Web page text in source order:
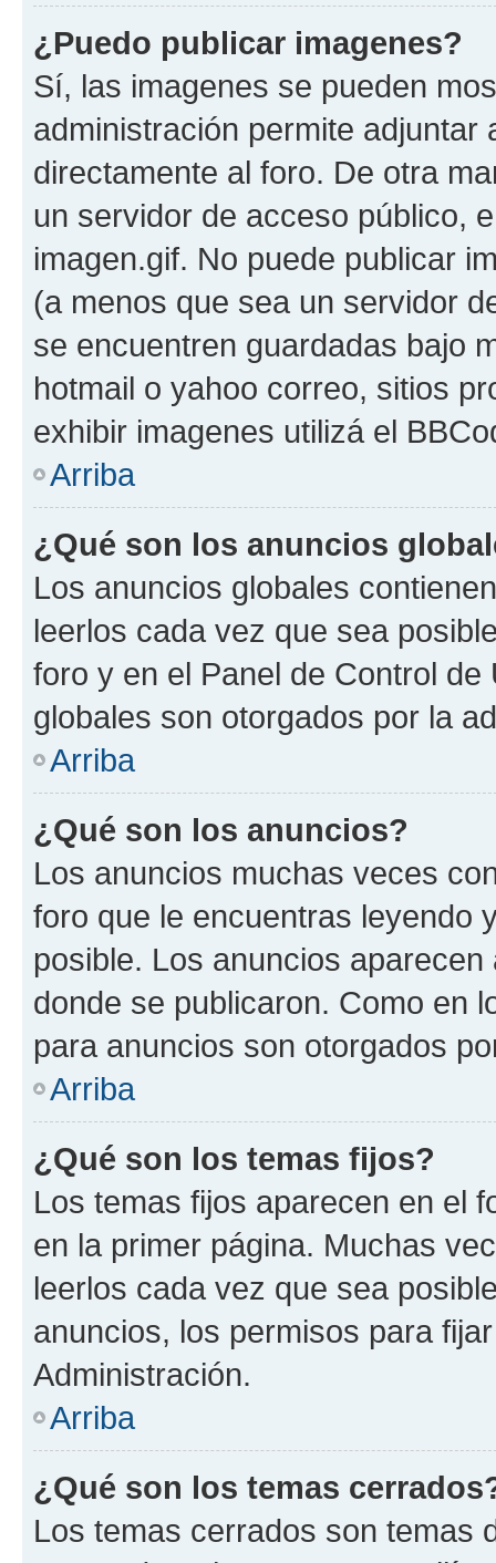
¿Puedo publicar imagenes?
Sí, las imagenes se pueden
administración permite
directamente al foro. De otra
un servidor de acceso público,
imagen.gif. No puede publicar
(a menos que sea un servidor
se encuentren guardadas bajo
hotmail o yahoo correo, sitios
exhibir imagenes utilizá el
Arriba
¿Qué son los anuncios
Los anuncios globales
leerlos cada vez que sea
foro y en el Panel de Control
globales son otorgados por la
Arriba
¿Qué son los anuncios?
Los anuncios muchas veces
foro que le encuentras leyendo
posible. Los anuncios
donde se publicaron. Como en
para anuncios son otorgados
Arriba
¿Qué son los temas fijos?
Los temas fijos aparecen en el
en la primer página. Muchas
leerlos cada vez que sea
anuncios, los permisos para
Administración.
Arriba
¿Qué son los temas
Los temas cerrados son temas